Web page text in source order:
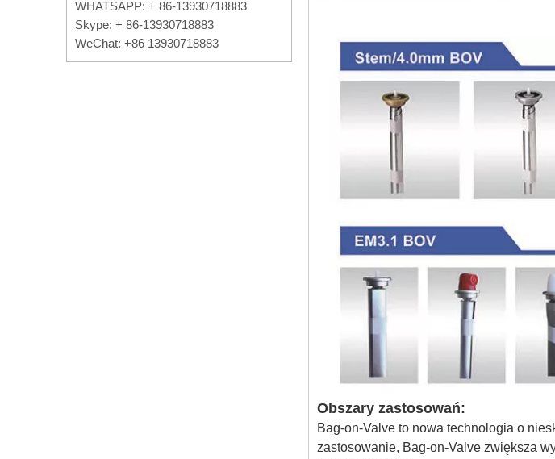
WHATSAPP: + 86-13930718883
Skype: + 86-13930718883
WeChat: +86 13930718883
Obszary zastosowań:
Bag-on-Valve to nowa technologia o
zastosowanie, Bag-on-Valve zwiększa